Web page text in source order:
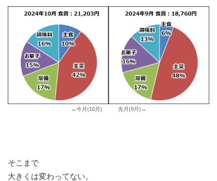
←今月(10月) 先月(9月)→
そこまで
大きくは変わってない。